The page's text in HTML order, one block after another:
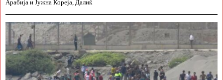
Арабија и Јужна Кореја, Далиќ